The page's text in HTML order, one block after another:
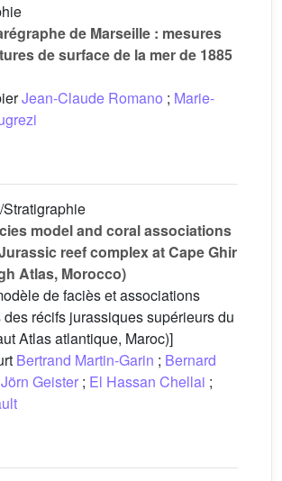
de Marseille : mesures
de surface de la mer de 1885
Jean-Claude Romano ; Marie-
model and coral associations
reef complex at Cape Ghir
Atlas, Morocco)
de faciès et associations
récifs jurassiques supérieurs du
Atlas atlantique, Maroc)]
Bertrand Martin-Garin ; Bernard
Jörn Geister ; El Hassan Chellai ;